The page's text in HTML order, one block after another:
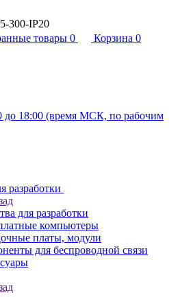
300-IP20
товары 0 Корзина 0
до 18:00 (время МСК, по рабочим
разработки
для разработки
компьютеры
платы, модули
для беспроводной связи